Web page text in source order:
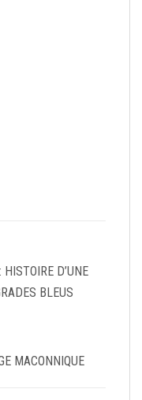
D’UNE
BLEUS
MACONNIQUE